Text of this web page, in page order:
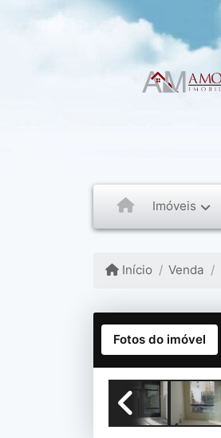
Imóveis
Início Venda
Fotos do imóvel